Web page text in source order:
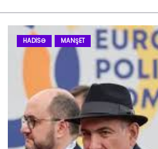
HADISƏ MANŞET